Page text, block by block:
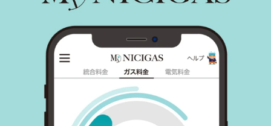
シミュレーション
お申し込み一覧
都市ガス＋でんき
でガ割のご案内
採用情報